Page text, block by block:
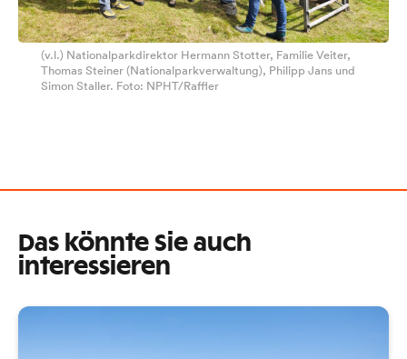
(v.l.) Nationalparkdirektor Hermann Stotter, Familie Veiter,
Thomas Steiner (Nationalparkverwaltung), Philipp Jans und
Simon Staller. Foto: NPHT/Raffler
Das könnte Sie auch
interessieren